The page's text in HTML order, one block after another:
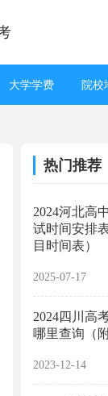
大学学费 院校
热门推荐
2024河北高
试时间安排
目时间表）
2025-07-17
2024四川高
哪里查询（
2023-12-14